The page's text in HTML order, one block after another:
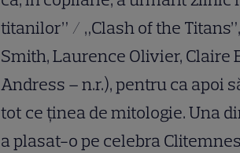
titanilor” / „Clash of the
Smith, Laurence Olivier, Claire
Andress – n.r.), pentru ca apoi
tot ce ținea de mitologie. Una
a plasat-o pe celebra